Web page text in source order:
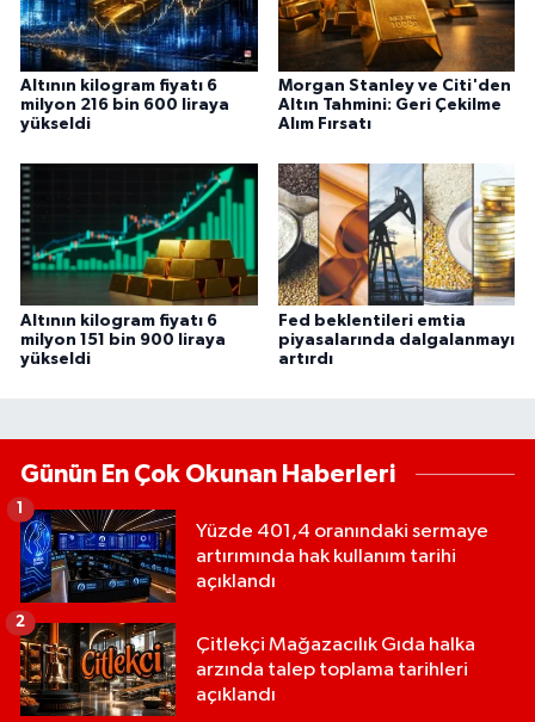
Altının kilogram fiyatı 6
milyon 216 bin 600 liraya
yükseldi
Morgan Stanley ve Citi'den
Altın Tahmini: Geri Çekilme
Alım Fırsatı
Altının kilogram fiyatı 6
milyon 151 bin 900 liraya
yükseldi
Fed beklentileri emtia
piyasalarında dalgalanmayı
artırdı
Günün En Çok Okunan Haberleri
Yüzde 401,4 oranındaki sermaye
artırımında hak kullanım tarihi
açıklandı
Çitlekçi Mağazacılık Gıda halka
arzında talep toplama tarihleri
açıklandı
2